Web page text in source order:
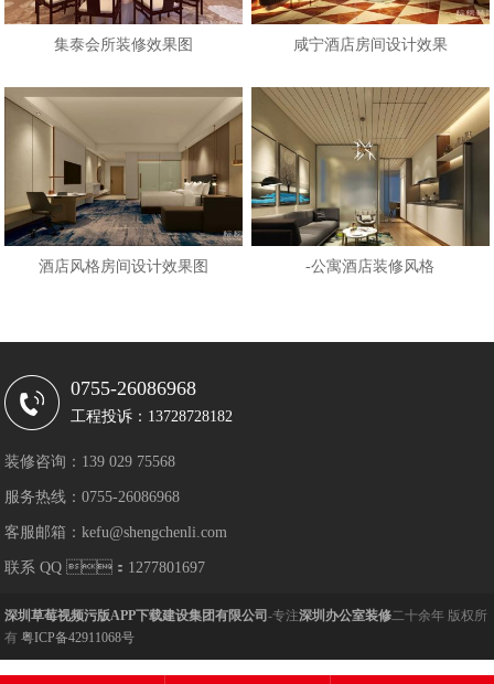
集泰会所装修效果图 咸宁酒店房间设计效果
酒店风格房间设计效果图 -公寓酒店装修风格
0755-26086968
工程投诉：13728728182
装修咨询：139 029 75568
服务热线：0755-26086968
客服邮箱：kefu@shengchenli.com
联系 QQ ：1277801697
深圳草莓视频污版APP下载建设集团有限公司-专注深圳办公室装修二十余年 版权所
有粤ICP备42911068号